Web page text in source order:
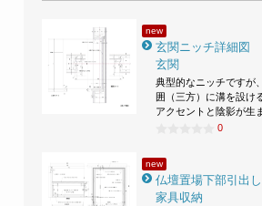
new
玄関ニッチ詳細図
玄関
典型的なニッチですが
囲（三方）に溝を設け
アクセントと陰影が生
0
new
仏壇置場下部引出
家具収納